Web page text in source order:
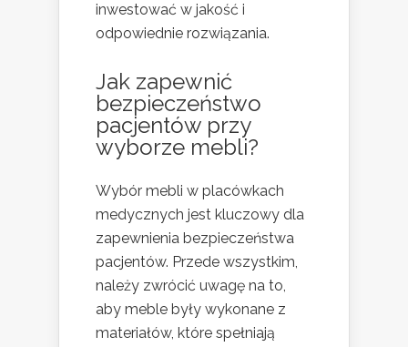
inwestować w jakość i
odpowiednie rozwiązania.
Jak zapewnić
bezpieczeństwo
pacjentów przy
wyborze mebli?
Wybór mebli w placówkach
medycznych jest kluczowy dla
zapewnienia bezpieczeństwa
pacjentów. Przede wszystkim,
należy zwrócić uwagę na to,
aby meble były wykonane z
materiałów, które spełniają